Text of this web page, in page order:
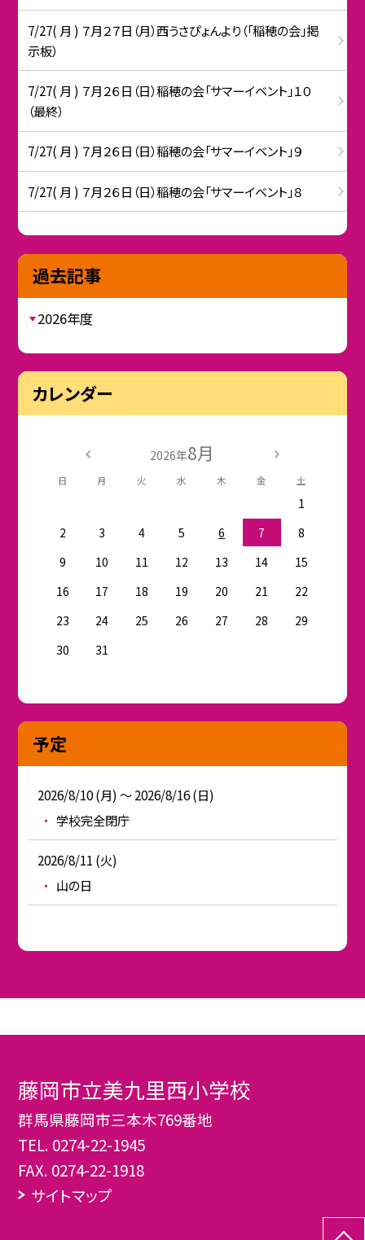
7/27( 月 ) ７月２７日（月）西うさぴょんより（「稲穂の会」掲
示板）
7/27( 月 ) ７月２６日（日）稲穂の会「サマーイベント」１０
（最終）
7/27( 月 ) ７月２６日（日）稲穂の会「サマーイベント」９
7/27( 月 ) ７月２６日（日）稲穂の会「サマーイベント」８
過去記事
2026年度
カレンダー
2026年8月
日 月 火 水 木 金 土
1
2
3 4 5 6 7
8
9
10 11 12 13 14
15
16
17 18 19 20 21
22
23
24 25 26 27 28
29
30
31
予定
2026/8/10 (月) ～ 2026/8/16 (日)
学校完全閉庁
2026/8/11 (火)
山の日
藤岡市立美九里西小学校
群馬県藤岡市三本木769番地
TEL. 0274-22-1945
FAX. 0274-22-1918
サイトマップ